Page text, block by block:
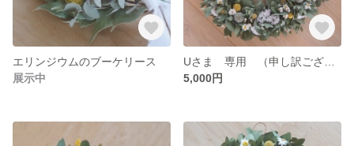
エリンジウムのブーケリース
展示中
5,000円